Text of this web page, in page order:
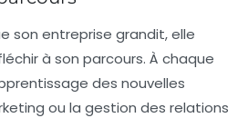
son entreprise grandit, elle
à son parcours. À chaque
des nouvelles
ou la gestion des relations